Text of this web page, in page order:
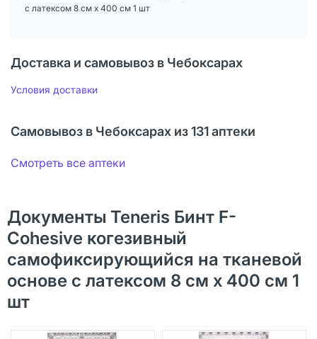
с латексом 8 см х 400 см 1 шт
Доставка и самовывоз в Чебоксарах
Условия доставки
Самовывоз в Чебоксарах из 131 аптеки
Смотреть все аптеки
Документы Teneris Бинт F-
Cohesive когезивный
самофиксирующийся на тканевой
основе с латексом 8 см х 400 см 1
шт